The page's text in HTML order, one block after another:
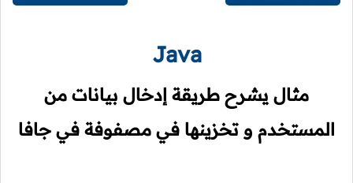
Java
مثال يشرح طريقة إدخال بيانات من
المستخدم و تخزينها في مصفوفة في جافا